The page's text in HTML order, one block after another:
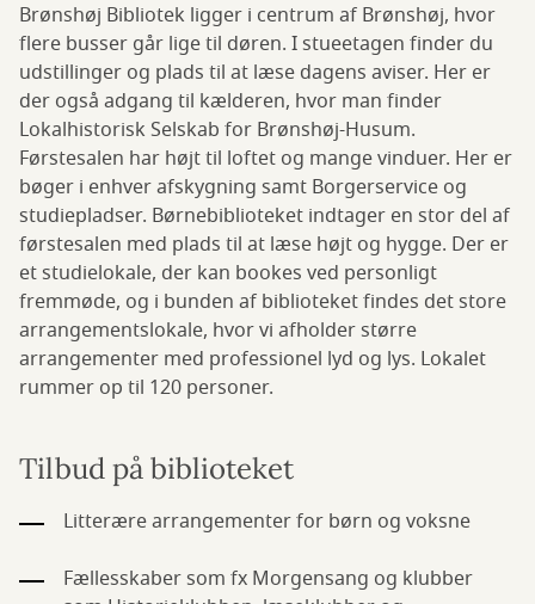
Brønshøj Bibliotek ligger i centrum af Brønshøj, hvor
flere busser går lige til døren. I stueetagen finder du
udstillinger og plads til at læse dagens aviser. Her er
der også adgang til kælderen, hvor man finder
Lokalhistorisk Selskab for Brønshøj-Husum.
Førstesalen har højt til loftet og mange vinduer. Her er
bøger i enhver afskygning samt Borgerservice og
studiepladser. Børnebiblioteket indtager en stor del af
førstesalen med plads til at læse højt og hygge. Der er
et studielokale, der kan bookes ved personligt
fremmøde, og i bunden af biblioteket findes det store
arrangementslokale, hvor vi afholder større
arrangementer med professionel lyd og lys. Lokalet
rummer op til 120 personer.
Tilbud på biblioteket
Litterære arrangementer for børn og voksne
Fællesskaber som fx Morgensang og klubber